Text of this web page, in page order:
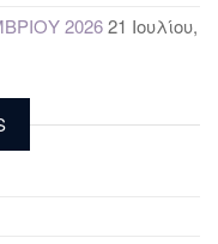
202621 Ιουλίου,